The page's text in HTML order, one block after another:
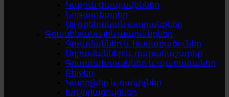
Կպչուն ժապավեններ
Նոթատետրեր
Այլ գրենական ապրանքներ
Գրասենյակային ապրանքներ
Գրչամաններ և հավաքածուներ
Աղբամաններ և դարակաշարեր
Գրատախտակներ և պարագաներ
Բեյջեր
Կարիչներ և դակիչներ
Խոշորացույցներ